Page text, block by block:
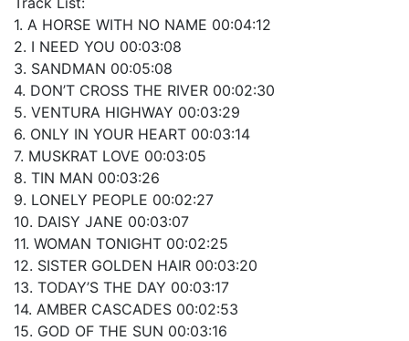
1. A HORSE WITH NO NAME 00:04:12
2. I NEED YOU 00:03:08
3. SANDMAN 00:05:08
4. DON’T CROSS THE RIVER 00:02:30
5. VENTURA HIGHWAY 00:03:29
6. ONLY IN YOUR HEART 00:03:14
7. MUSKRAT LOVE 00:03:05
8. TIN MAN 00:03:26
9. LONELY PEOPLE 00:02:27
10. DAISY JANE 00:03:07
11. WOMAN TONIGHT 00:02:25
12. SISTER GOLDEN HAIR 00:03:20
13. TODAY’S THE DAY 00:03:17
14. AMBER CASCADES 00:02:53
15. GOD OF THE SUN 00:03:16